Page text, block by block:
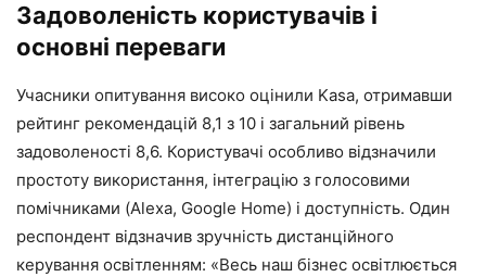
Задоволеність користувачів і
основні переваги
Учасники опитування високо оцінили Kasa, отримавши
рейтинг рекомендацій 8,1 з 10 і загальний рівень
задоволеності 8,6. Користувачі особливо відзначили
простоту використання, інтеграцію з голосовими
помічниками (Alexa, Google Home) і доступність. Один
респондент відзначив зручність дистанційного
керування освітленням: «Весь наш бізнес освітлюється